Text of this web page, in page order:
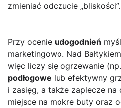
zmieniać odczucie „bliskości”.
Przy ocenie udogodnień
marketingowo. Nad
więc liczy się ogrzewanie (np.
podłogowe lub efektywny
i zasięg, a także zaplecze na
miejsce na mokre buty oraz